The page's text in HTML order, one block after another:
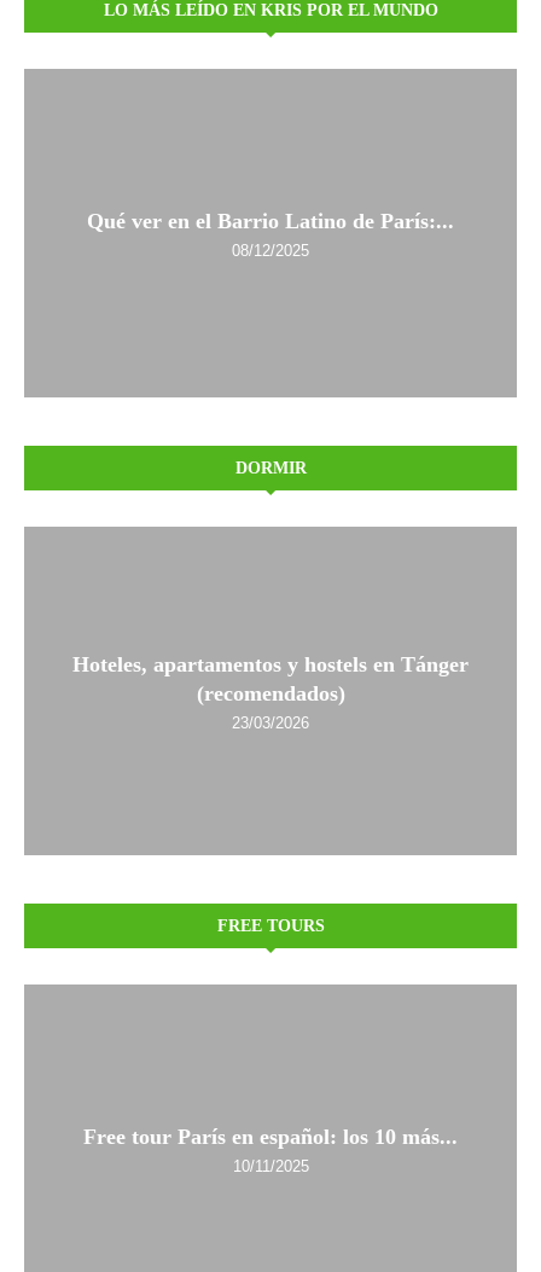
LO MÁS LEÍDO EN KRIS POR EL MUNDO
Qué ver en el Barrio Latino de París:...
08/12/2025
DORMIR
Hoteles, apartamentos y hostels en Tánger
(recomendados)
23/03/2026
FREE TOURS
Free tour París en español: los 10 más...
10/11/2025